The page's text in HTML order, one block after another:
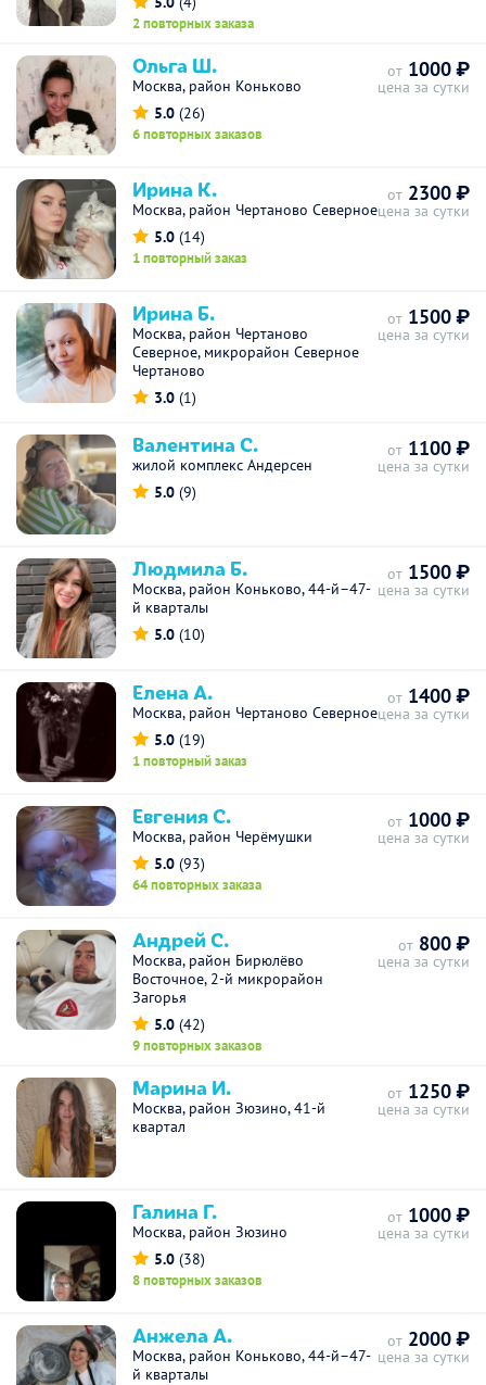
2 повторных заказа
Ольга Ш.
Москва, район Коньково
5.0 (26)
6 повторных заказов
от 1000 ₽
цена за сутки
Ирина К.
Москва, район Чертаново Северное
5.0 (14)
1 повторный заказ
от 2300 ₽
цена за сутки
Ирина Б.
Москва, район Чертаново
Северное, микрорайон Северное
Чертаново
3.0 (1)
от 1500 ₽
цена за сутки
Валентина С.
жилой комплекс Андерсен
5.0 (9)
от 1100 ₽
цена за сутки
Людмила Б.
Москва, район Коньково, 44-й–47-
й кварталы
5.0 (10)
от 1500 ₽
цена за сутки
Елена А.
Москва, район Чертаново Северное
5.0 (19)
1 повторный заказ
от 1400 ₽
цена за сутки
Евгения С.
Москва, район Черёмушки
5.0 (93)
64 повторных заказа
от 1000 ₽
цена за сутки
Андрей С.
Москва, район Бирюлёво
Восточное, 2-й микрорайон
Загорья
5.0 (42)
9 повторных заказов
от 800 ₽
цена за сутки
Марина И.
Москва, район Зюзино, 41-й
квартал
от 1250 ₽
цена за сутки
Галина Г.
Москва, район Зюзино
5.0 (38)
8 повторных заказов
от 1000 ₽
цена за сутки
Анжела А.
Москва, район Коньково, 44-й–47-
й кварталы
от 2000 ₽
цена за сутки